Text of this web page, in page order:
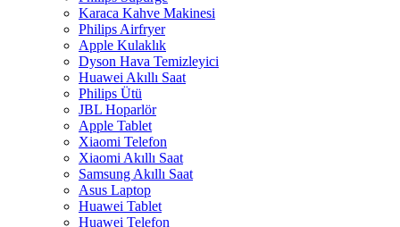
Karaca Kahve Makinesi
Philips Airfryer
Apple Kulaklık
Dyson Hava Temizleyici
Huawei Akıllı Saat
Philips Ütü
JBL Hoparlör
Apple Tablet
Xiaomi Telefon
Xiaomi Akıllı Saat
Samsung Akıllı Saat
Asus Laptop
Huawei Tablet
Huawei Telefon